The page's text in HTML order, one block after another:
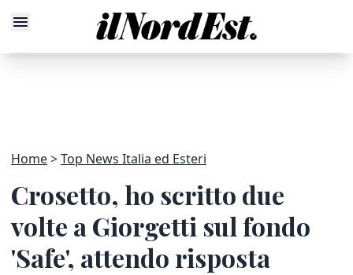
Home Top News Italia ed Esteri
Crosetto, ho scritto due
volte a Giorgetti sul fondo
'Safe', attendo risposta